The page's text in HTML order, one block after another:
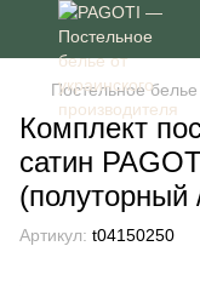
Постельное белье
Комплект
сатин
Артикул: t04150250